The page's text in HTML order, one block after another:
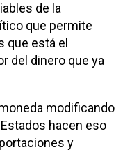
de la
que permite
que está el
del dinero que ya
modificando
hacen eso
y